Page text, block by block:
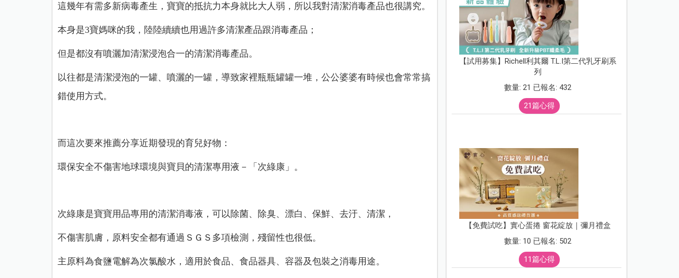
這幾年有需多新病毒產生 ， 寶寶的抵抗力本身就比大人弱， 所以我對清潔消毒產品也很講究。
本身是3寶媽咪的我， 陸陸續續也用過許多清潔產品跟消毒產品；
但是都沒有噴灑加清潔浸泡合一的清潔消毒產品。
以往都是清潔浸泡的一罐、噴灑的一罐， 導致家裡瓶瓶罐罐一堆， 公公婆婆有時候也會常常搞
錯使用方式。
而這次要來推薦分享近期發現的育兒好物：
環保安全不傷害地球環境與寶貝的清潔專用液－「次綠康」。
次綠康是寶寶用品專用的清潔消毒液， 可以除菌、除臭、漂白、保鮮、去汙、清潔，
不傷害肌膚， 原料安全都有通過ＳＧＳ多項檢測， 殘留性也很低。
主原料為食鹽電解為次氯酸水， 適用於食品、食品器具、容器及包裝之消毒用途。
【試用募集】Richell利其爾 T.L.I第二代乳牙刷系
列
數量: 21 已報名: 432
21篇心得
【免費試吃】實心蛋捲 窗花綻放｜彌月禮盒
數量: 10 已報名: 502
11篇心得